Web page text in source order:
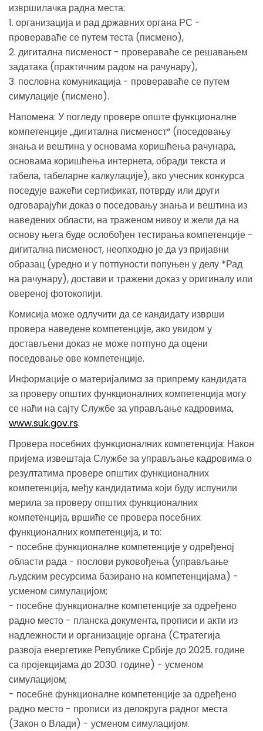
извршилачка радна места:
1. организација и рад државних органа РС -
провераваће се путем теста (писмено),
2. дигитална писменост - провераваће се решавањем
задатака (практичним радом на рачунару),
3. пословна комуникација - провераваће се путем
симулације (писмено).
Напомена: У погледу провере опште функционалне
компетенције „дигитална писменост“ (поседовању
знања и вештина у основама коришћења рачунара,
основама коришћења интернета, обради текста и
табела, табеларне калкулације), ако учесник конкурса
поседује важећи сертификат, потврду или други
одговарајући доказ о поседовању знања и вештина из
наведених области, на траженом нивоу и жели да на
основу њега буде ослобођен тестирања компетенције -
дигитална писменост, неопходно је да уз пријавни
образац (уредно и у потпуности попуњен у делу *Рад
на рачунару), достави и тражени доказ у оригиналу или
овереној фотокопији.
Комисија може одлучити да се кандидату изврши
провера наведене компетенције, ако увидом у
достављени доказ не може потпуно да оцени
поседовање ове компетенције.
Информације o материјалимa за припрему кандидата
за проверу општих функционалних компетенција могу
се наћи на сајту Службе за управљање кадровима,
www.suk.gov.rs.
Провера посебних функционалних компетенција: Након
пријема извештаја Службе за управљање кадровима о
резултатима провере општих функционалних
компетенција, међу кандидатима који буду испунили
мерила за проверу општих функционалних
компетенција, вршиће се провера посебних
функционалних компетенција, и то:
- посебне функционалне компетенције у одређеној
области рада - послови руковођења (управљање
људским ресурсима базирано на компетенцијама) -
усменом симулацијом;
- посебне функционалне компетенције за одређено
радно место - планска документа, прописи и акти из
надлежности и организације органа (Стратегија
развоја енергетике Републике Србије до 2025. године
са пројекцијама до 2030. године) - усменом
симулацијом;
- посебне функционалне компетенције за одређено
радно место - прописи из делокруга радног места
(Закон о Влади) - усменом симулацијом.